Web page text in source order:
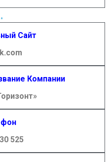
Сайт
Компании
525